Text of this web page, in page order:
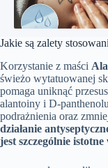
Jakie są zalety
Korzystanie z maści
świeżo wytatuowanej
pomaga uniknąć
alantoiny i D-
podrażnienia oraz
działanie
jest szczególnie